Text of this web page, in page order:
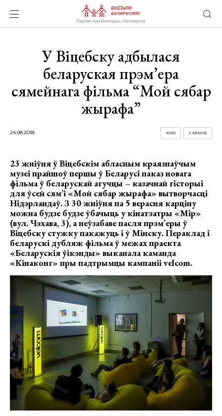
У Віцебску адбылася
беларуская прэм’ера
сямейнага фільма “Мой сябар
жырафа”
24.08.2018 У КРАІНЕ
КІНО
23 жніўня ў Віцебскім абласным краязнаўчым
музеі прайшоў першы ў Беларусі паказ новага
фільма ў беларускай агучцы – казачнай гісторыі
для ўсей сям’і «Мой сябар жырафа» вытворчасці
Нідэрландаў. З 30 жніўня па 5 верасня карціну
можна будзе будзе ўбачыць у кінатэатры «Мір»
(вул. Чэхава, 3), а неўзабаве пасля прэм’еры ў
Віцебску стужку пакажуць і ў Мінску. Пераклад і
беларускі дубляж фільма ў межах праекта
«Беларускія ўікэнды» выканала каманда
«Кінаконг» пры падтрымцы кампаніі velcom.